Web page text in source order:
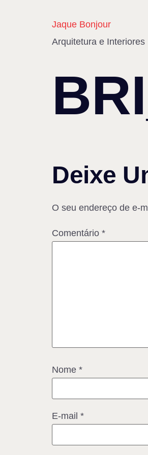
Jaque Bonjour
Arquitetura e Interiores
Deixe
O seu endereço de e-
Comentário *
Nome *
E-mail *